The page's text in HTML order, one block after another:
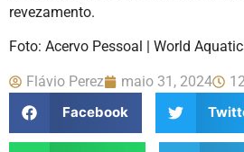
revezamento.
Foto: Acervo Pessoal | World
Flávio Perez maio 31, 2024
Facebook